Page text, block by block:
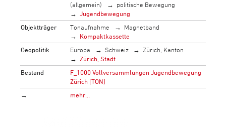
(allgemein)
politische Bewegung
Jugendbewegung
Objektträger
Tonaufnahme
Magnetband
Kompaktkassette
Geopolitik
Europa Schweiz
Zürich, Kanton
Zürich, Stadt
Bestand
F_1000 Vollversammlungen Jugendbewegung
Zürich [TON]
→
mehr…